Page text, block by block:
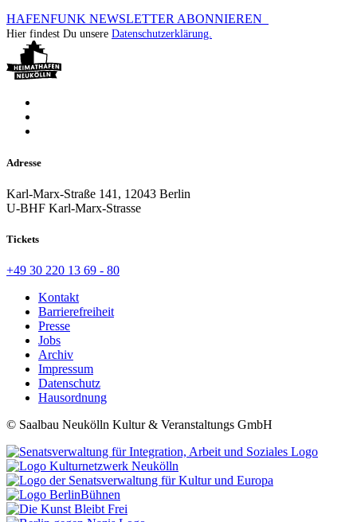
HAFENFUNK NEWSLETTER ABONNIEREN
Hier findest Du unsere Datenschutzerklärung.
Adresse
Karl-Marx-Straße 141, 12043 Berlin
U-BHF Karl-Marx-Strasse
Tickets
+49 30 220 13 69 - 80
Kontakt
Barrierefreiheit
Presse
Jobs
Archiv
Impressum
Datenschutz
Hausordnung
© Saalbau Neukölln Kultur & Veranstaltungs GmbH